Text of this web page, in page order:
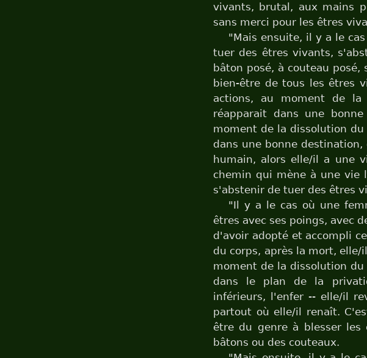
vivants, brutal, aux mains
sans merci pour les êtres
"Mais ensuite, il y a le
tuer des êtres vivants,
bâton posé, à couteau
bien-être de tous les êtres
actions, au moment de la
réapparait dans une
moment de la dissolution
dans une bonne
humain, alors elle/il a une
chemin qui mène à une vie
s'abstenir de tuer des êtres
"Il y a le cas où une
êtres avec ses poings, avec
d'avoir adopté et accompli
du corps, après la mort,
moment de la dissolution
dans le plan de la
inférieurs, l'enfer -- elle/il
partout où elle/il renaît.
être du genre à blesser les
bâtons ou des couteaux.